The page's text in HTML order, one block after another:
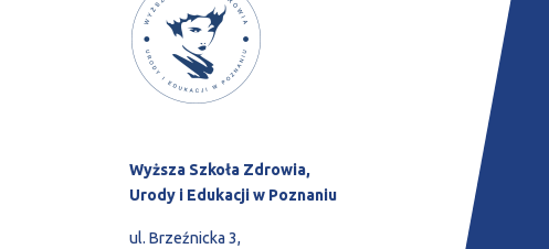
Wyższa Szkoła Zdrowia,
Urody i Edukacji w Poznaniu
ul. Brzeźnicka 3,